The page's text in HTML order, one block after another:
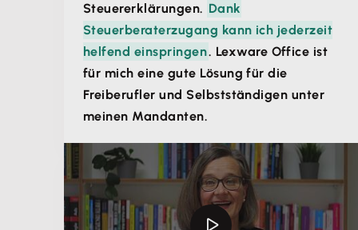
Steuererklärungen. Dank
Steuerberaterzugang kann ich jederzeit
helfend einspringen. Lexware Office ist
für mich eine gute Lösung für die
Freiberufler und Selbstständigen unter
meinen Mandanten.